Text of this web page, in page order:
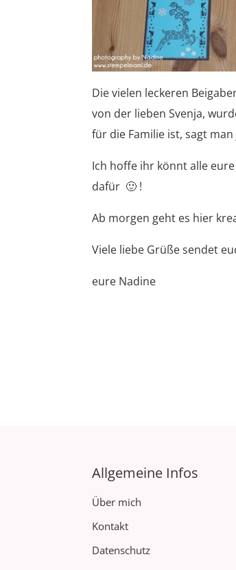
Die vielen leckeren
von der lieben Svenja,
für die Familie ist, sagt
Ich hoffe ihr könnt alle
dafür 🙂 !
Ab morgen geht es hier
Viele liebe Grüße sendet
eure Nadine
Allgemeine Infos
Über mich
Kontakt
Datenschutz